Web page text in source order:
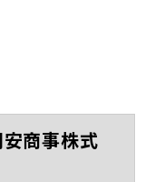
商事株式